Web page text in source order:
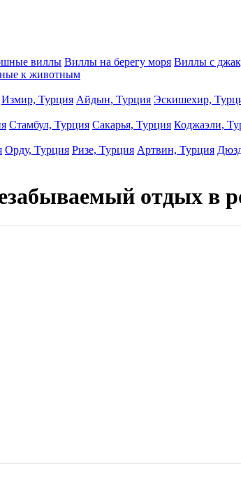
виллы Виллы на берегу моря Виллы с
к животным
Измир, Турция Айдын, Турция Эскишехир,
Стамбул, Турция Сакарья, Турция Коджаэли,
Орду, Турция Ризе, Турция Артвин, Турция
отдых в